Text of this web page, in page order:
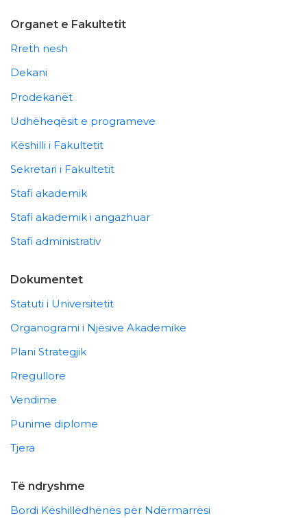
Organet e Fakultetit
Rreth nesh
Dekani
Prodekanët
Udhëheqësit e programeve
Këshilli i Fakultetit
Sekretari i Fakultetit
Stafi akademik
Stafi akademik i angazhuar
Stafi administrativ
Dokumentet
Statuti i Universitetit
Organogrami i Njësive Akademike
Plani Strategjik
Rregullore
Vendime
Punime diplome
Tjera
Të ndryshme
Bordi Këshillëdhënës për Ndërmarrësi